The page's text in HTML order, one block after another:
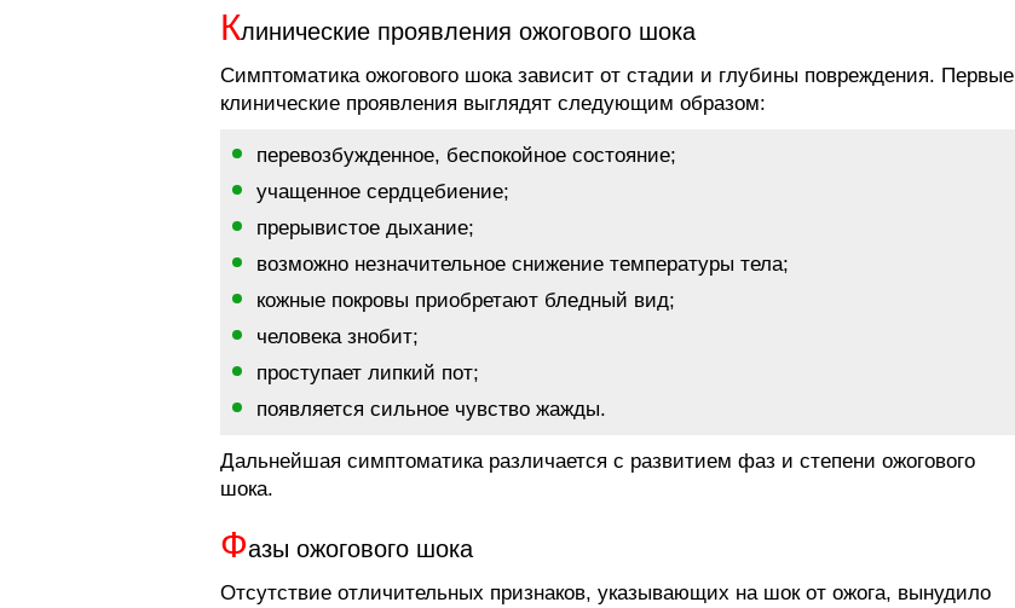
Клинические проявления ожогового шока
Симптоматика ожогового шока зависит от стадии и глубины повреждения. Первые
клинические проявления выглядят следующим образом:
перевозбужденное, беспокойное состояние;
учащенное сердцебиение;
прерывистое дыхание;
возможно незначительное снижение температуры тела;
кожные покровы приобретают бледный вид;
человека знобит;
проступает липкий пот;
появляется сильное чувство жажды.
Дальнейшая симптоматика различается с развитием фаз и степени ожогового
шока.
Фазы ожогового шока
Отсутствие отличительных признаков, указывающих на шок от ожога, вынудило